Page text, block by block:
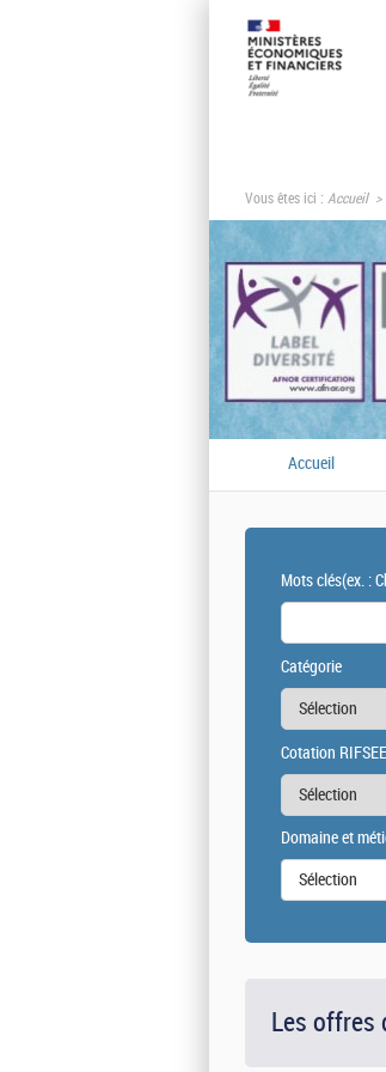
Vous êtes ici : Accueil
Accueil
Mots clés(ex. :
Catégorie
Cotation
Domaine et
Sélection
Les offres